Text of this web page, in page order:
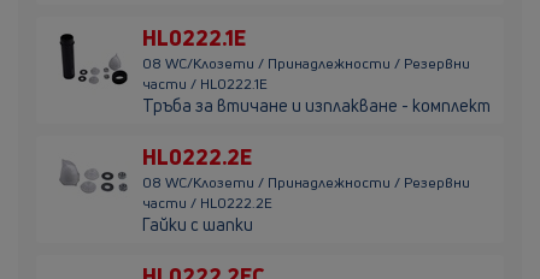
HL0222.1E
08 WC/Клозети / Принадлежности / Резервни
части / HL0222.1E
Тръба за втичане и изплакване - комплект
HL0222.2E
08 WC/Клозети / Принадлежности / Резервни
части / HL0222.2E
Гайки с шапки